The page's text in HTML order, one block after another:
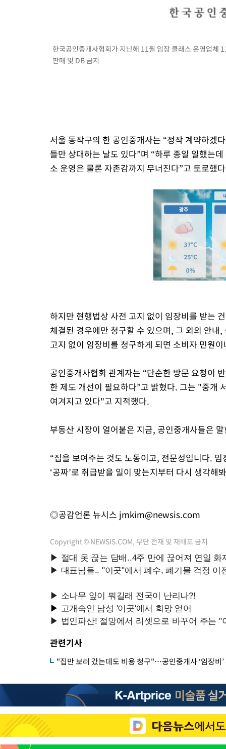
한국공인중개사협회가 지난해 11월 임장 클래스 운영업체
판매 및 DB 금지
서울 동작구의 한 공인중개사는 “정작 계약하겠
들만 상대하는 날도 있다”며 “하루 종일 일했는
소 운영은 물론 자존감까지 무너진다”고 토로했
하지만 현행법상 사전 고지 없이 임장비를 받는
체결된 경우에만 청구할 수 있으며, 그 외의 안내
고지 없이 임장비를 청구하게 되면 소비자 민원
공인중개사협회 관계자는 “단순한 방문 요청이
한 제도 개선이 필요하다”고 밝혔다. 그는 "중개
여겨지고 있다"고 지적했다.
부동산 시장이 얼어붙은 지금, 공인중개사들은
“집을 보여주는 것도 노동이고, 전문성입니다.
‘공짜’로 취급받을 일이 맞는지부터 다시 생각해
◎공감언론 뉴시스 jmkim@newsis.com
Copyright © NEWSIS.COM, 무단 전재 및 재배포 금지
관련기사
"집만 보러 갔는데도 비용 청구"…공인중개사 ‘임장비’